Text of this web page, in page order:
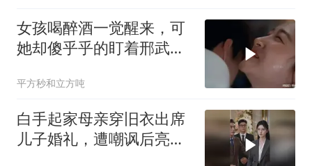
女孩喝醉酒一觉醒来，可
她却傻乎乎的盯着邢武的
平方秒和立方吨
白手起家母亲穿旧衣出席
儿子婚礼，遭嘲讽后亮出